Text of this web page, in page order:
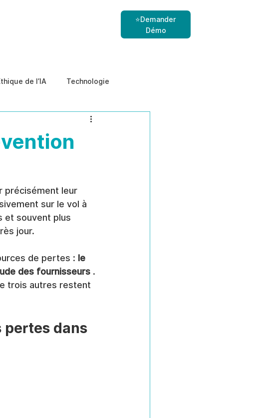
⭐Demander
Démo
de l’IA Technologie
menaces internes
précisément leur
sur le vol à
et souvent plus
jour.
de pertes : le
des fournisseurs .
trois autres restent
pertes dans